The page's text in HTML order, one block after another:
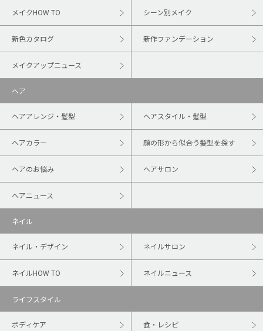
メイクHOW TO シーン別メイク
新色カタログ 新作ファンデーション
メイクアップニュース
ヘア
ヘアアレンジ・髪型 ヘアスタイル・髪型
ヘアカラー 顔の形から似合う髪型を探す
ヘアのお悩み ヘアサロン
ヘアニュース
ネイル
ネイル・デザイン ネイルサロン
ネイルHOW TO ネイルニュース
ライフスタイル
ボディケア 食・レシピ